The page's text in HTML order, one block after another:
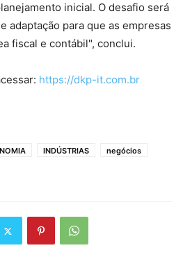
inicial. O desafio será
adaptação para que as empresas
fiscal e contábil", conclui.
https://dkp-it.com.br
INDÚSTRIAS
negócios